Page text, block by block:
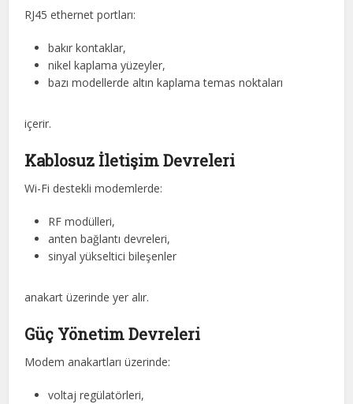
RJ45 ethernet portları:
bakır kontaklar,
nikel kaplama yüzeyler,
bazı modellerde altın kaplama temas noktaları
içerir.
Kablosuz İletişim Devreleri
Wi-Fi destekli modemlerde:
RF modülleri,
anten bağlantı devreleri,
sinyal yükseltici bileşenler
anakart üzerinde yer alır.
Güç Yönetim Devreleri
Modem anakartları üzerinde:
voltaj regülatörleri,